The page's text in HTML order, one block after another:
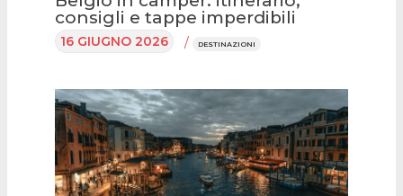
consigli e tappe imperdibili
16 GIUGNO 2026 / DESTINAZIONI